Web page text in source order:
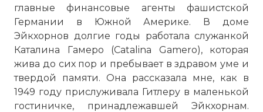
главные финансовые агенты фашистской
Германии в Южной Америке. В доме
Эйкхорнов долгие годы работала служанкой
Каталина Гамеро (Catalina Gamero), которая
жива до сих пор и пребывает в здравом уме и
твердой памяти. Она рассказала мне, как в
1949 году прислуживала Гитлеру в маленькой
гостиничке, принадлежавшей Эйкхорнам.